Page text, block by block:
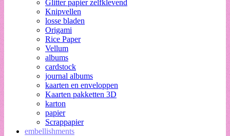
Glitter papier zelfklevend
Knipvellen
losse bladen
Origami
Rice Paper
Vellum
albums
cardstock
journal albums
kaarten en enveloppen
Kaarten pakketten 3D
karton
papier
Scrappapier
embellishments